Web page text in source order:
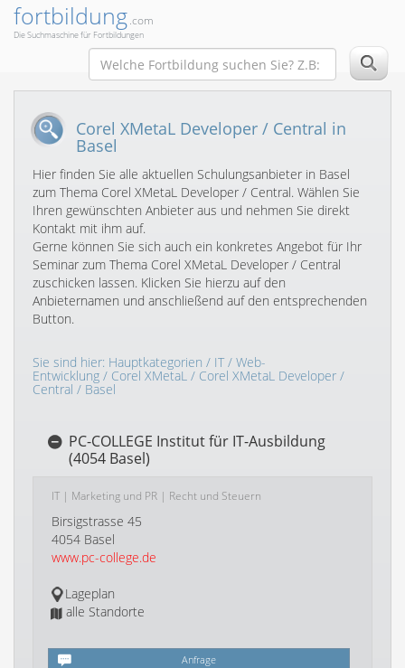
fortbildung.com
Die Suchmaschine für Fortbildungen
Corel XMetaL Developer / Central in
Basel
Hier finden Sie alle aktuellen Schulungsanbieter in Basel
zum Thema Corel XMetaL Developer / Central. Wählen Sie
Ihren gewünschten Anbieter aus und nehmen Sie direkt
Kontakt mit ihm auf.
Gerne können Sie sich auch ein konkretes Angebot für Ihr
Seminar zum Thema Corel XMetaL Developer / Central
zuschicken lassen. Klicken Sie hierzu auf den
Anbieternamen und anschließend auf den entsprechenden
Button.
Sie sind hier: Hauptkategorien / IT/ Web-
Entwicklung / Corel XMetaL / Corel XMetaL Developer /
Central / Basel
PC-COLLEGE Institut für IT-Ausbildung
(4054 Basel)
IT | Marketing und PR | Recht und Steuern
Birsigstrasse 45
4054 Basel
www.pc-college.de
Lageplan
alle Standorte
Anfrage